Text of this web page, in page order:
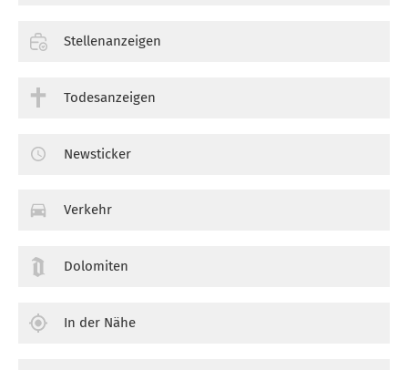
Stellenanzeigen
Todesanzeigen
Newsticker
Verkehr
Dolomiten
In der Nähe